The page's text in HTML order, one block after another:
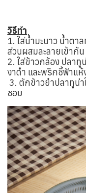
วิธีทำ
1. ใส่น้ำมะนาว น้ำตา
ส่วนผสมละลายเข้ากั
2. ใส่ข้าวกล้อง ปลา
งาดำ และพริกชี้ฟ้าแ
3. ตักข้าวยำปลาทูน่
ชอบ